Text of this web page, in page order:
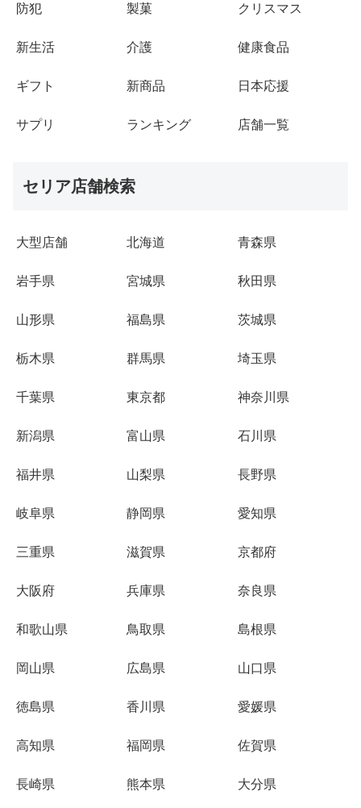
防犯 製菓 クリスマス
新生活 介護 健康食品
ギフト 新商品 日本応援
サプリ ランキング 店舗一覧
セリア店舗検索
大型店舗 北海道 青森県
岩手県 宮城県 秋田県
山形県 福島県 茨城県
栃木県 群馬県 埼玉県
千葉県 東京都 神奈川県
新潟県 富山県 石川県
福井県 山梨県 長野県
岐阜県 静岡県 愛知県
三重県 滋賀県 京都府
大阪府 兵庫県 奈良県
和歌山県 鳥取県 島根県
岡山県 広島県 山口県
徳島県 香川県 愛媛県
高知県 福岡県 佐賀県
長崎県 熊本県 大分県